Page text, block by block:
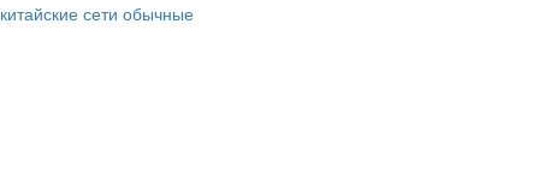
сети обычные